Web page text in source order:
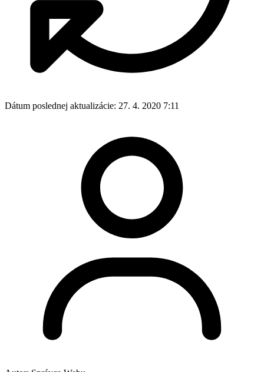
Dátum poslednej aktualizácie: 27. 4. 2020 7:11